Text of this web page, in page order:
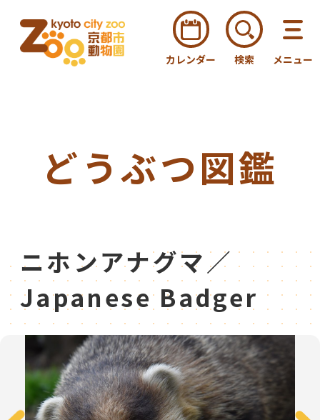
カレンダー 検索 メニュー
どうぶつ図鑑
ニホンアナグマ／
Japanese Badger